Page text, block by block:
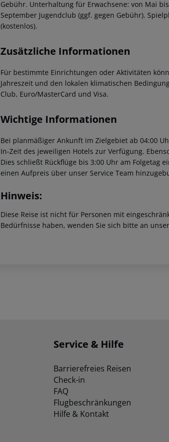
Gebühr. Unterhaltung für Erwachsene: von Mai
September Jugendclub (ggf. gegen Gebühr).
(kostenlos).
Zusätzliche Informationen
Für bestimmte Einrichtungen oder Aktivitäten
Jahreszeit und den lokalen klimatischen
Club, Euro/MasterCard und Visa.
Wichtige Informationen
Bei planmäßiger Ankunft im Zielgebiet ab 04:00
In-Zeit des jeweiligen Hotels zur Verfügung.
Dies schließt Rückflüge bis 3:00 Uhr am Folgetag
einen Aufpreis über unser Service Team
Hinweis:
Diese Reise ist nicht für Personen mit
Bedürfnisse haben, wenden Sie sich bitte an
Service & Hilfe
Barrierefreies Reisen
Check-in
FAQ
Flugbeschränkungen
Hilfe & Kontakt